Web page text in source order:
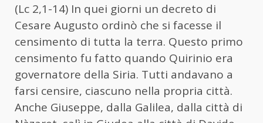
(Lc 2,1-14) In quei giorni un decreto di
Cesare Augusto ordinò che si facesse il
censimento di tutta la terra. Questo primo
censimento fu fatto quando Quirinio era
governatore della Siria. Tutti andavano a
farsi censire, ciascuno nella propria città.
Anche Giuseppe, dalla Galilea, dalla città di